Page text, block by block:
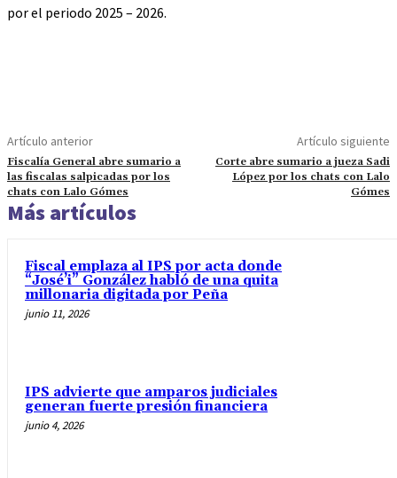
por el periodo 2025 – 2026.
Artículo anterior
Fiscalía General abre sumario a
las fiscalas salpicadas por los
chats con Lalo Gómes
Artículo siguiente
Corte abre sumario a jueza Sadi
López por los chats con Lalo
Gómes
Más artículos
Fiscal emplaza al IPS por acta donde
“José’i” González habló de una quita
millonaria digitada por Peña
junio 11, 2026
IPS advierte que amparos judiciales
generan fuerte presión financiera
junio 4, 2026